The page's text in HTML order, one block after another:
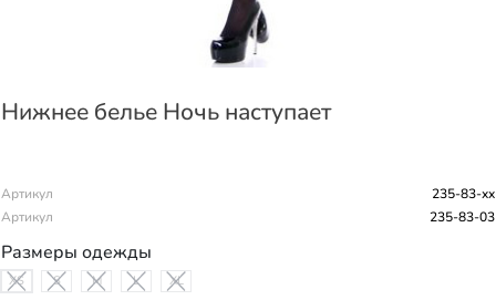
Нижнее белье Ночь наступает
Артикул
235-83-xx
Артикул
235-83-03
Размеры одежды
XS S M L XL